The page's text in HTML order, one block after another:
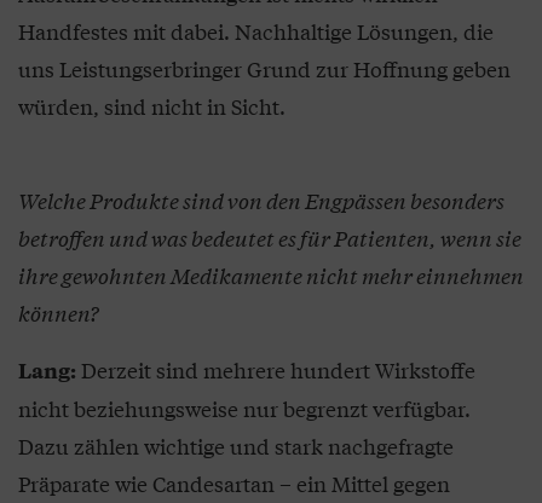
Handfestes mit dabei. Nachhaltige Lösungen, die
uns Leistungserbringer Grund zur Hoffnung geben
würden, sind nicht in Sicht.
Welche Produkte sind von den Engpässen besonders
betroffen und was bedeutet es für Patienten, wenn sie
ihre gewohnten Medikamente nicht mehr einnehmen
können?
Lang: Derzeit sind mehrere hundert Wirkstoffe
nicht beziehungsweise nur begrenzt verfügbar.
Dazu zählen wichtige und stark nachgefragte
Präparate wie Candesartan – ein Mittel gegen